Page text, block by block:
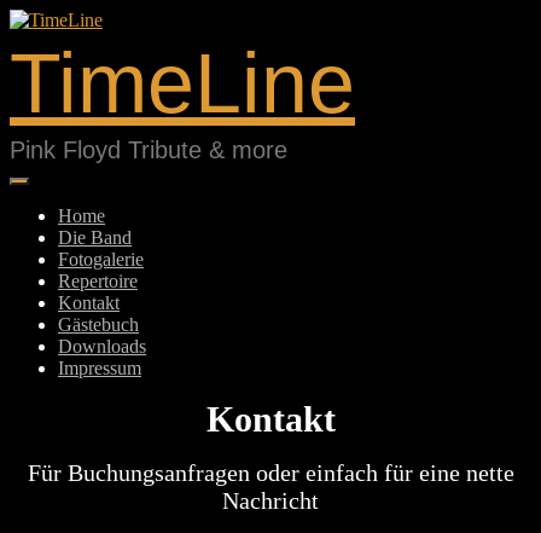
Springe
Inhalt
TimeLine
Pink Floyd Tribute & more
Home
Die Band
Fotogalerie
Repertoire
Kontakt
Gästebuch
Downloads
Impressum
Kontakt
Für Buchungsanfragen oder einfach für eine nette
Nachricht